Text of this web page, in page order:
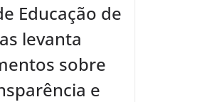
Educação de
levanta
sobre
e